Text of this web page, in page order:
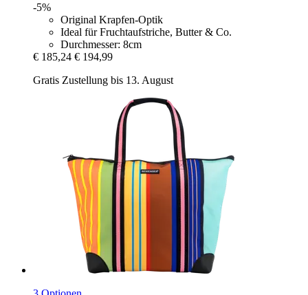
-5%
Original Krapfen-Optik
Ideal für Fruchtaufstriche, Butter & Co.
Durchmesser: 8cm
€ 185,24 € 194,99
Gratis Zustellung bis 13. August